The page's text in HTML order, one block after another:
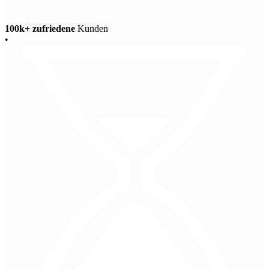
100k+ zufriedene Kunden
•